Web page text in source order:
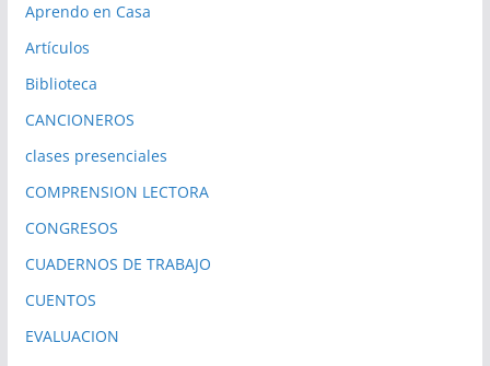
Aprendo en Casa
Artículos
Biblioteca
CANCIONEROS
clases presenciales
COMPRENSION LECTORA
CONGRESOS
CUADERNOS DE TRABAJO
CUENTOS
EVALUACION